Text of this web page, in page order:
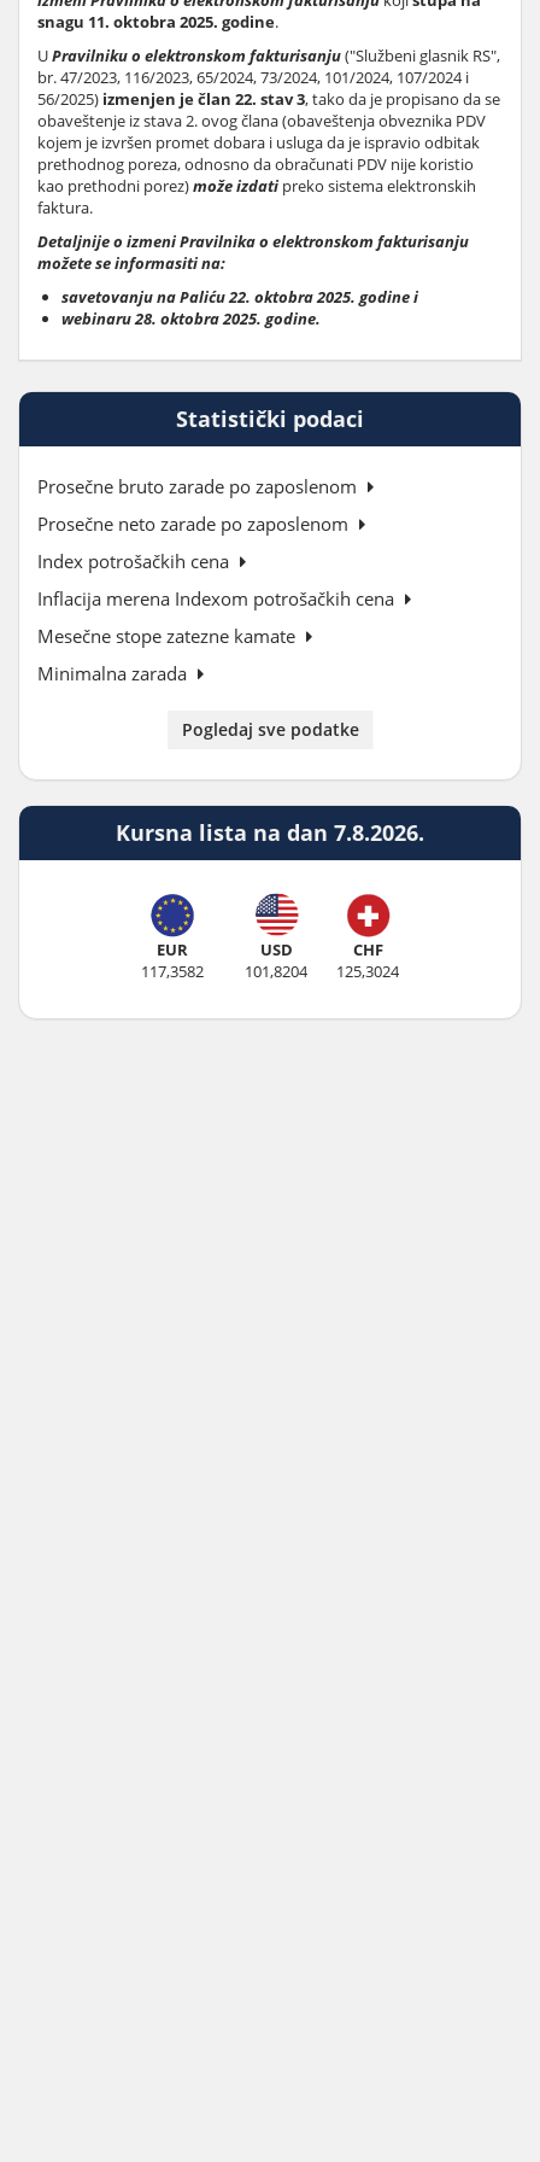
snagu 11. oktobra 2025. godine.
UPravilniku o elektronskom fakturisanju("Službeni glasnik RS",
br. 47/2023, 116/2023, 65/2024, 73/2024, 101/2024, 107/2024 i
56/2025) izmenjen je član 22. stav 3, tako da je propisano da se
obaveštenje iz stava 2. ovog člana (obaveštenja obveznika PDV
kojem je izvršen promet dobara i usluga da je ispravio odbitak
prethodnog poreza, odnosno da obračunati PDV nije koristio
kao prethodni porez)može izdati preko sistema elektronskih
faktura.
Detaljnije o izmeni Pravilnika o elektronskom fakturisanju
možete se informasiti na:
savetovanju na Paliću 22. oktobra 2025. godine i
webinaru 28. oktobra 2025. godine.
Statistički podaci
Prosečne bruto zarade po zaposlenom
Prosečne neto zarade po zaposlenom
Index potrošačkih cena
Inflacija merena Indexom potrošačkih cena
Mesečne stope zatezne kamate
Minimalna zarada
Pogledaj sve podatke
Kursna lista na dan 7.8.2026.
EUR
117,3582
USD
101,8204
CHF
125,3024